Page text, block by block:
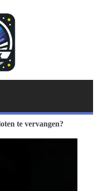
te vervangen?